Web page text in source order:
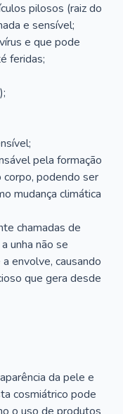
pilosos (raiz do
e sensível;
e que pode
feridas;
pela formação
podendo ser
mudança climática
chamadas de
unha não se
envolve, causando
que gera desde
da pele e
cosmiátrico pode